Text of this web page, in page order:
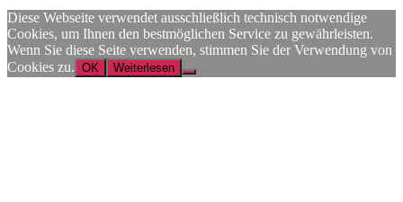
Diese Webseite verwendet ausschließlich technisch notwendige
Cookies, um Ihnen den bestmöglichen Service zu gewährleisten.
Wenn Sie diese Seite verwenden, stimmen Sie der Verwendung von
Cookies zu. OK Weiterlesen